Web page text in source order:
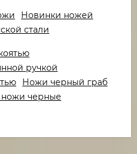
Новинки ножей
стали
ручкой
Ножи черный граб
черные